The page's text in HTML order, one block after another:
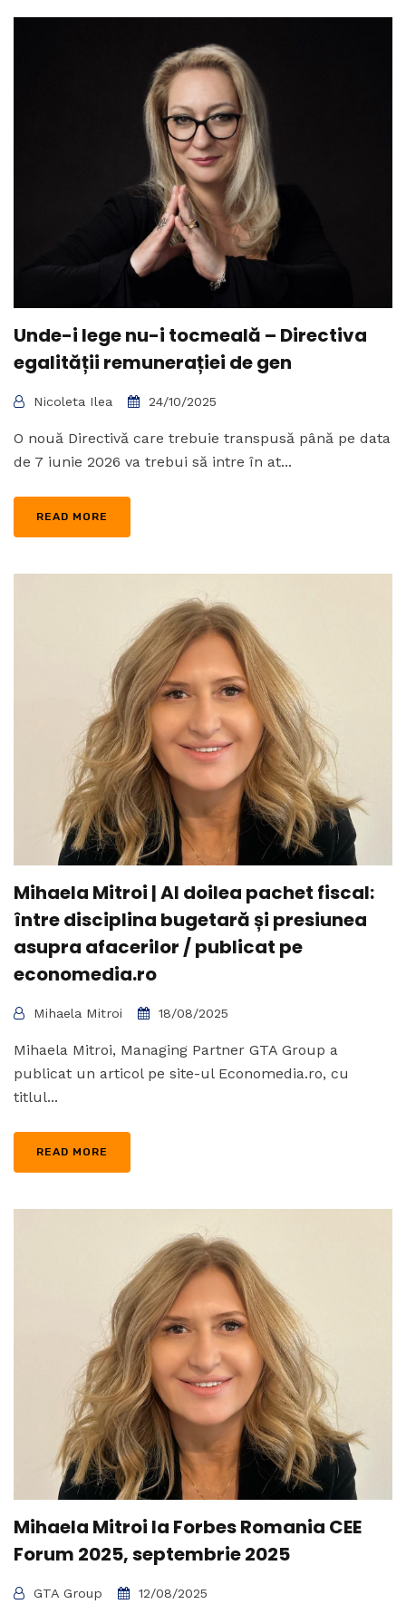
Unde-i lege nu-i tocmeală – Directiva
egalității remunerației de gen
Nicoleta Ilea 24/10/2025
O nouă Directivă care trebuie transpusă până pe data
de 7 iunie 2026 va trebui să intre în at...
READ MORE
Mihaela Mitroi | Al doilea pachet fiscal:
între disciplina bugetară și presiunea
asupra afacerilor / publicat pe
economedia.ro
Mihaela Mitroi 18/08/2025
Mihaela Mitroi, Managing Partner GTA Group a
publicat un articol pe site-ul Economedia.ro, cu
titlul...
READ MORE
Mihaela Mitroi la Forbes Romania CEE
Forum 2025, septembrie 2025
GTA Group 12/08/2025